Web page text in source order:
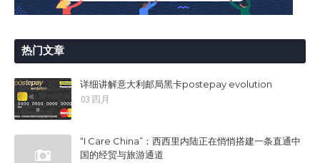
热门文章
详细讲解意大利邮局黑卡postepay evolution
03 四月
“I Care China”：西西里内陆正在悄悄搭建一条直通中
国的经贸与旅游通道